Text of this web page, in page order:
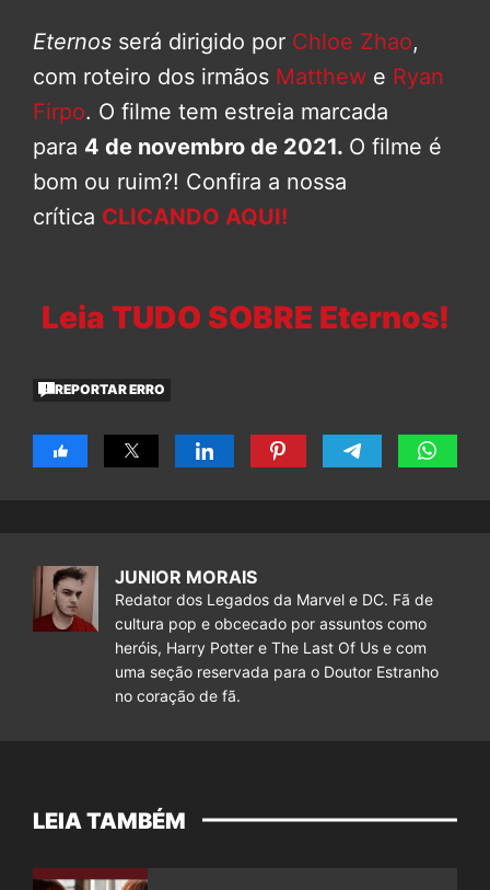
Eternos será dirigido por Chloe Zhao,
com roteiro dos irmãos Matthew e Ryan
Firpo. O filme tem estreia marcada
para 4 de novembro de 2021. O filme é
bom ou ruim?! Confira a nossa
crítica CLICANDO AQUI!
Leia TUDO SOBRE Eternos!
REPORTAR ERRO
JUNIOR MORAIS
Redator dos Legados da Marvel e DC. Fã de
cultura pop e obcecado por assuntos como
heróis, Harry Potter e The Last Of Us e com
uma seção reservada para o Doutor Estranho
no coração de fã.
LEIA TAMBÉM